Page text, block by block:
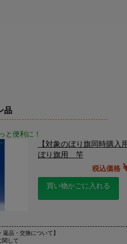
品
と便利に！
【対象のぼり旗同時購入
ぼり旗用 竿
買い物かごに入れる
返品・交換について】
関して